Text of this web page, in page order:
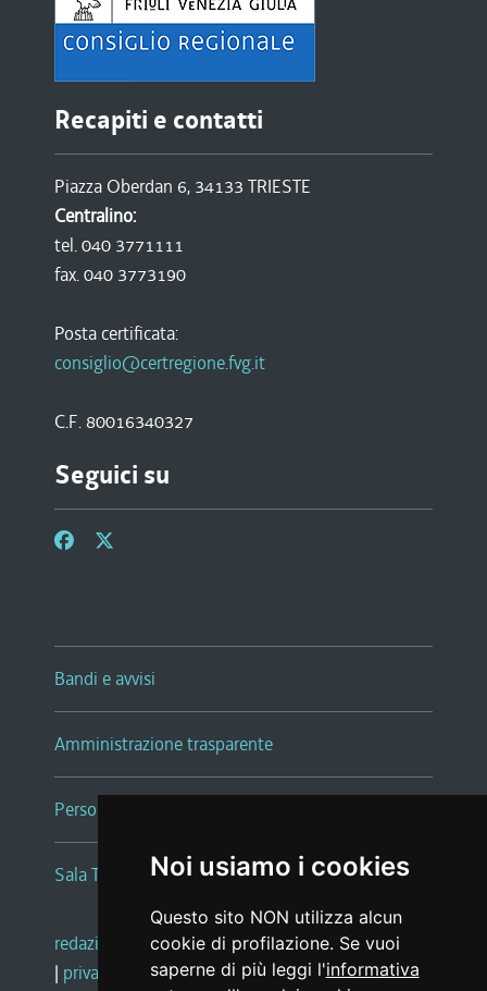
Noi usiamo i cookies
Questo sito NON utilizza alcun
cookie di profilazione. Se vuoi
saperne di più leggi l'informativa
Recapiti e contatti
Piazza Oberdan 6, 34133 TRIESTE
Centralino:
tel. 040 3771111
fax. 040 3773190
Posta certificata:
consiglio@certregione.fvg.it
C.F. 80016340327
Seguici su
Bandi e avvisi
Amministrazione trasparente
Persone e Uffici
Sala Tiziano Tessitori
redazione web |note legali |glossario
| privacy
social media policy